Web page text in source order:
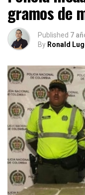
gramos de
Published 7
By Ronald